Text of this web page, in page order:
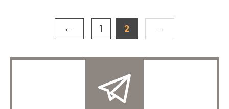
← 1 2 →